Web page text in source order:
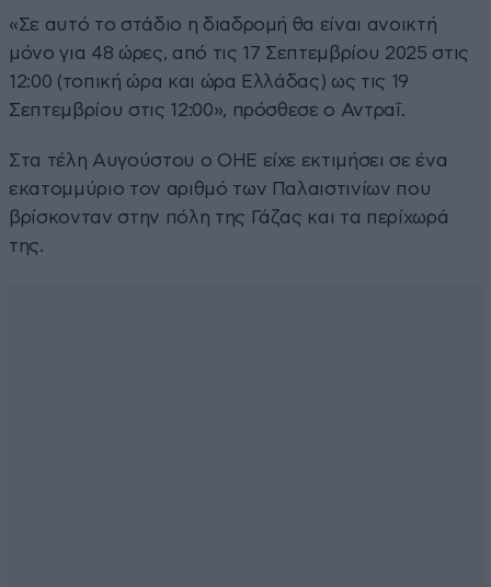
«Σε αυτό το στάδιο η διαδρομή θα είναι ανοικτή
μόνο για 48 ώρες, από τις 17 Σεπτεμβρίου 2025 στις
12:00 (τοπική ώρα και ώρα Ελλάδας) ως τις 19
Σεπτεμβρίου στις 12:00», πρόσθεσε ο Αντραΐ.
Στα τέλη Αυγούστου ο ΟΗΕ είχε εκτιμήσει σε ένα
εκατομμύριο τον αριθμό των Παλαιστινίων που
βρίσκονταν στην πόλη της Γάζας και τα περίχωρά
της.